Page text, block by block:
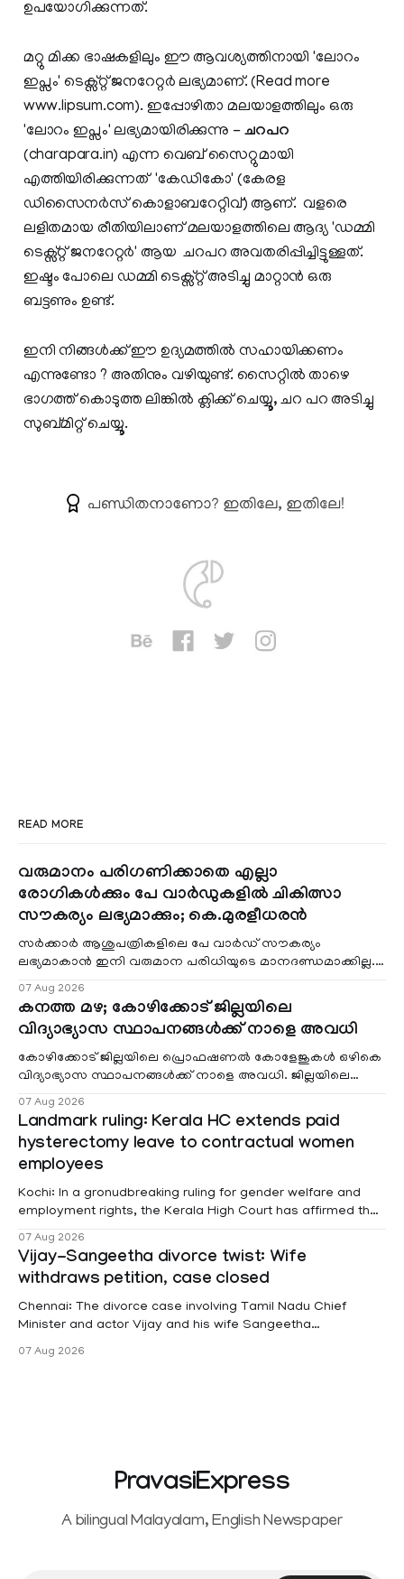
ഉപയോഗിക്കുന്നത്.
മറ്റു മിക്ക ഭാഷകളിലും ഈ ആവശ്യത്തിനായി 'ലോറം
ഇപ്സം' ടെക്സ്റ്റ് ജനറേറ്റർ ലഭ്യമാണ്. (Read more
www.lipsum.com). ഇപ്പോഴിതാ മലയാളത്തിലും ഒരു
'ലോറം ഇപ്സം' ലഭ്യമായിരിക്കുന്നു - ചറപറ
(charapara.in) എന്ന വെബ്‌ സൈറ്റുമായി
എത്തിയിരിക്കുന്നത് 'കേഡികോ' (കേരള
ഡിസൈനര്‍സ് കൊളാബറേറ്റിവ്) ആണ്. വളരെ
ലളിതമായ രീതിയിലാണ് മലയാളത്തിലെ ആദ്യ 'ഡമ്മി
ടെക്സ്റ്റ് ജനറേറ്റർ' ആയ ചറപറ അവതരിപ്പിച്ചിട്ടുള്ളത്.
ഇഷ്ടം പോലെ ഡമ്മി ടെക്സ്റ്റ് അടിച്ചു മാറ്റാന്‍ ഒരു
ബട്ടണും ഉണ്ട്.
ഇനി നിങ്ങള്‍ക്ക് ഈ ഉദ്യമത്തില്‍ സഹായിക്കണം
എന്നുണ്ടോ ? അതിനും വഴിയുണ്ട്. സൈറ്റില്‍ താഴെ
ഭാഗത്ത്‌ കൊടുത്ത ലിങ്കില്‍ ക്ലിക്ക് ചെയ്യൂ, ചറ പറ അടിച്ചു
സുബ്മിറ്റ്‌ ചെയ്യൂ.
READ MORE
വരുമാനം പരിഗണിക്കാതെ എല്ലാ
രോഗികൾക്കും പേ വാർഡുകളിൽ ചികിത്സാ
സൗകര്യം ലഭ്യമാക്കും; കെ.മുരളീധരൻ
സർക്കാർ ആശുപത്രികളിലെ പേ വാർഡ് സൗകര്യം
ലഭ്യമാകാൻ ഇനി വരുമാന പരിധിയുടെ മാനദണ്ഡമാക്കില്ല.
07 Aug 2026
കനത്ത മഴ; കോഴിക്കോട് ജില്ലയിലെ
വിദ്യാഭ്യാസ സ്ഥാപനങ്ങൾക്ക് നാളെ അവധി
കോഴിക്കോട് ജില്ലയിലെ പ്രൊഫഷണൽ കോളേജുകൾ ഒഴികെ
വിദ്യാഭ്യാസ സ്ഥാപനങ്ങൾക്ക് നാളെ അവധി. ജില്ലയിലെ
07 Aug 2026
Landmark ruling: Kerala HC extends paid
hysterectomy leave to contractual women
employees
Kochi: In a gronudbreaking ruling for gender welfare and
employment rights, the Kerala High Court has affirmed that
projects are eligible for paid medical leave following
hysterectomy surgery under the Kerala Service Rules
(KSR). The court noted that since essential benefits like
maternity
07 Aug 2026
Vijay-Sangeetha divorce twist: Wife
withdraws petition, case closed
Chennai: The divorce case involving Tamil Nadu Chief
Minister and actor Vijay and his wife Sangeetha
Sowrnalingam has taken a new turn after Sangeetha
07 Aug 2026
PravasiExpress
A bilingual Malayalam, English Newspaper